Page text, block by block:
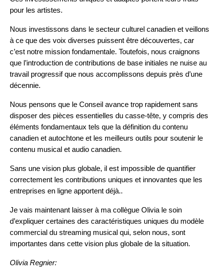
pour les artistes.
Nous investissons dans le secteur culturel canadien et veillons
à ce que des voix diverses puissent être découvertes, car
c’est notre mission fondamentale. Toutefois, nous craignons
que l’introduction de contributions de base initiales ne nuise au
travail progressif que nous accomplissons depuis près d’une
décennie.
Nous pensons que le Conseil avance trop rapidement sans
disposer des pièces essentielles du casse-tête, y compris des
éléments fondamentaux tels que la définition du contenu
canadien et autochtone et les meilleurs outils pour soutenir le
contenu musical et audio canadien.
Sans une vision plus globale, il est impossible de quantifier
correctement les contributions uniques et innovantes que les
entreprises en ligne apportent déjà..
Je vais maintenant laisser à ma collègue Olivia le soin
d’expliquer certaines des caractéristiques uniques du modèle
commercial du streaming musical qui, selon nous, sont
importantes dans cette vision plus globale de la situation.
Olivia Regnier: